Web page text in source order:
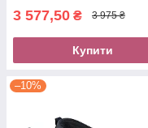
3 577,50 ₴ 3 975 ₴
Купити
–10%